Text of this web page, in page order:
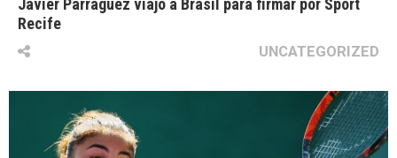
Javier Parraguez viajó a Brasil para firmar por Sport
Recife
UNCATEGORIZED